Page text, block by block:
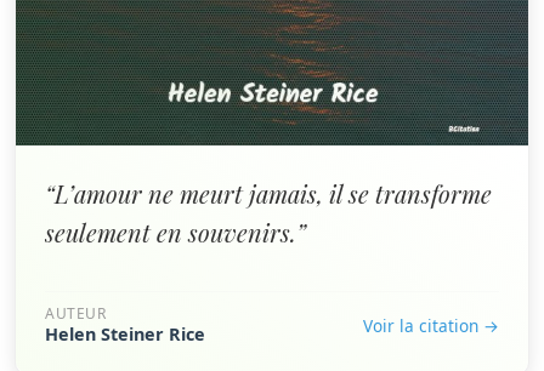
“L’amour ne meurt jamais, il se transforme
seulement en souvenirs.”
AUTEUR
Helen Steiner Rice Voir la citation →